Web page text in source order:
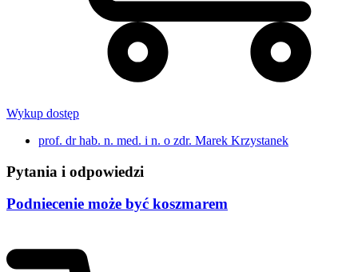
Wykup dostęp
prof. dr hab. n. med. i n. o zdr. Marek Krzystanek
Pytania i odpowiedzi
Podniecenie może być koszmarem